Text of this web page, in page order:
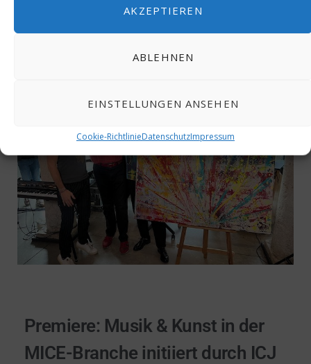
AKZEPTIEREN
ABLEHNEN
EINSTELLUNGEN ANSEHEN
Cookie-RichtlinieDatenschutzImpressum
brillante Symbiose
Premiere: Musik & Kunst in der
MICE-Branche initiiert durch ICJ